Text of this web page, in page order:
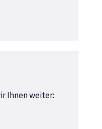
Ihnen weiter: